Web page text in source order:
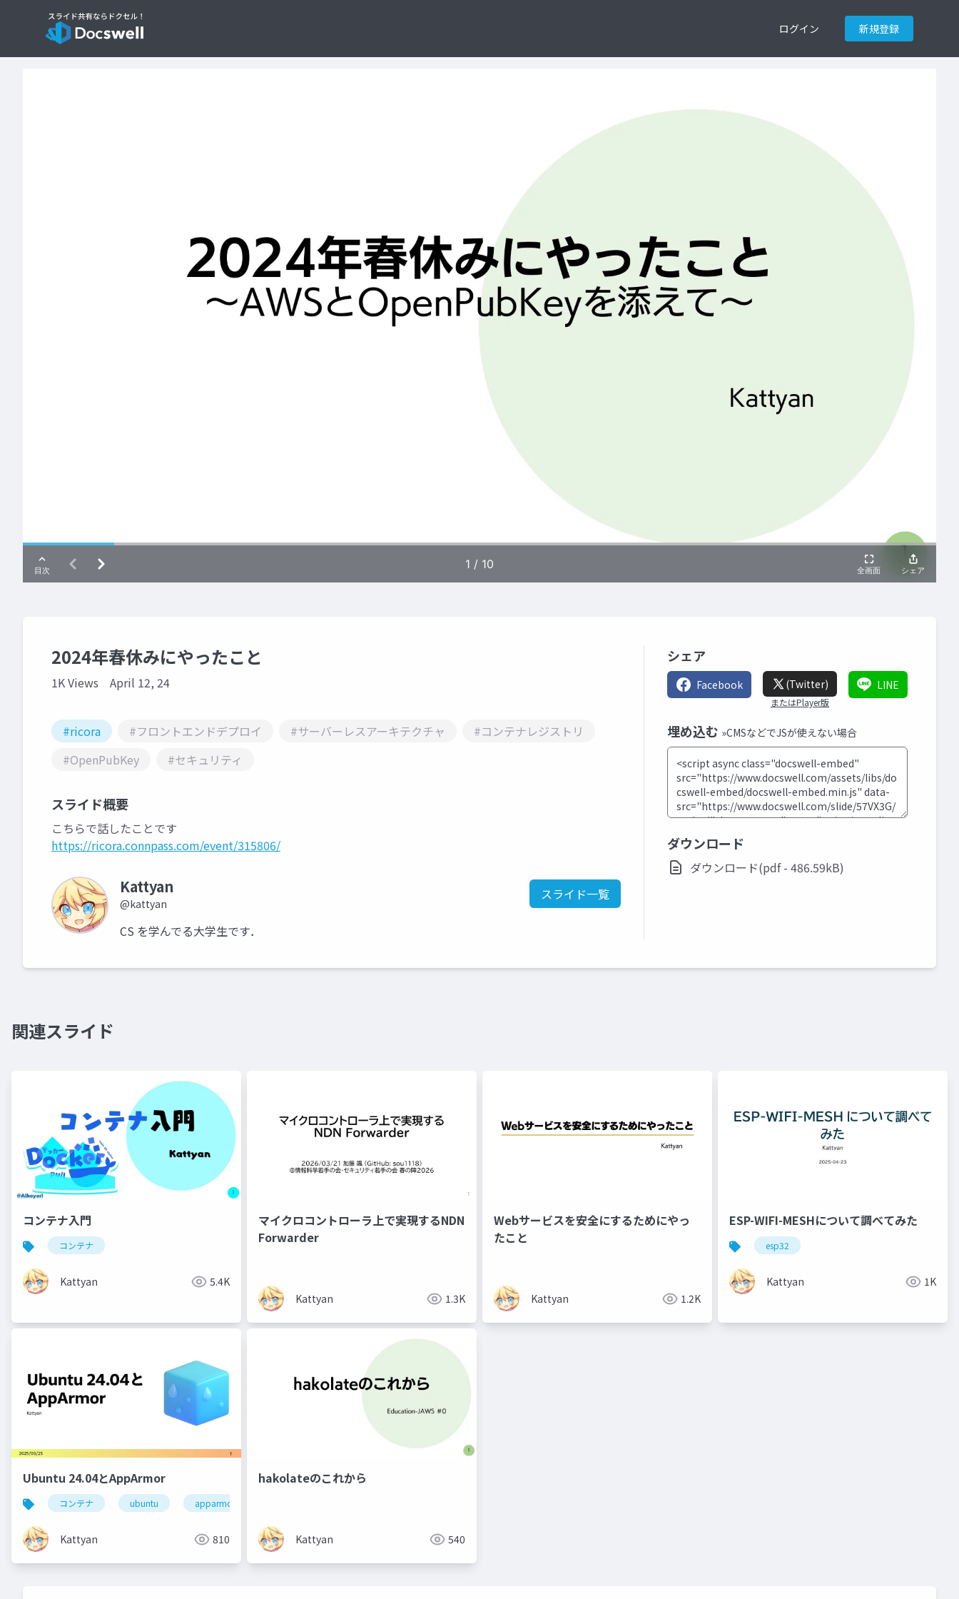
ログイン 新規登録
2024年春休みにやったこと
1K Views April 12, 24
#ricora #フロントエンドデプロイ #サーバーレスアーキテクチャ
#コンテナレジストリ
#OpenPubKey
#セキュリティ
スライド概要
こちらで話したことです
https://ricora.connpass.com/event/315806/
Kattyan
@kattyan
スライド一覧
CS を学んでる大学生です．
シェア
Facebook (Twitter)
またはPlayer版
LINE
埋め込む »CMSなどでJSが使えない場合
ダウンロード
ダウンロード(pdf - 486.59kB)
関連スライド
コンテナ入門
コンテナ
Kattyan 5.4K
マイクロコントローラ上で実現するNDN
Forwarder
Kattyan 1.3K
Webサービスを安全にするためにやっ
たこと
Kattyan 1.2K
ESP-WIFI-MESHについて調べてみた
esp32
Kattyan 1K
Ubuntu 24.04とAppArmor
コンテナ ubuntu apparmor
Kattyan 810
hakolateのこれから
Kattyan 540